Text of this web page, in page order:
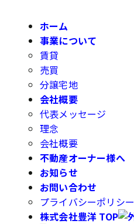
ホーム
事業について
賃貸
売買
分譲宅地
会社概要
代表メッセージ
理念
会社概要
不動産オーナー様へ
お知らせ
お問い合わせ
プライバシーポリシー
株式会社豊洋 TOP